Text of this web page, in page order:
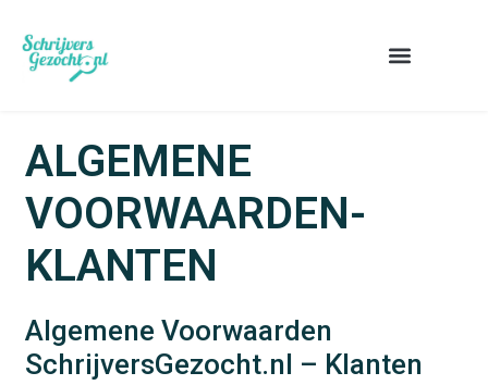
ALGEMENE
VOORWAARDEN-
KLANTEN
Algemene Voorwaarden
SchrijversGezocht.nl – Klanten